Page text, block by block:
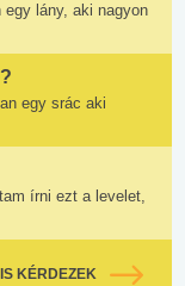
lány, aki nagyon
egy srác aki
írni ezt a levelet,
KÉRDEZEK